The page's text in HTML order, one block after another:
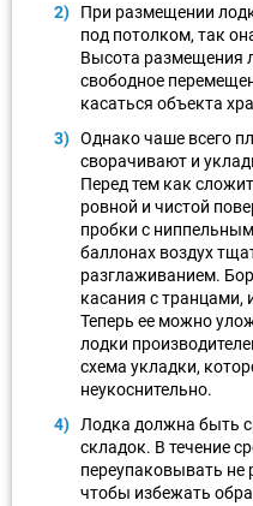
При размещении
под потолком, так
Высота размещения
свободное
касаться объекта
Однако чаше всего
сворачивают и
Перед тем как
ровной и чистой
пробки с
баллонах воздух
разглаживанием.
касания с транцами,
Теперь ее можно
лодки
схема укладки,
неукоснительно.
Лодка должна быть
складок. В течение
переупаковывать не
чтобы избежать